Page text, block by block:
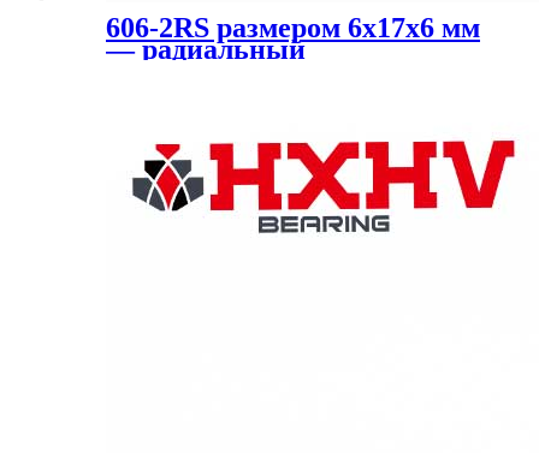
606-2RS размером 6x17x6 мм
— радиальный